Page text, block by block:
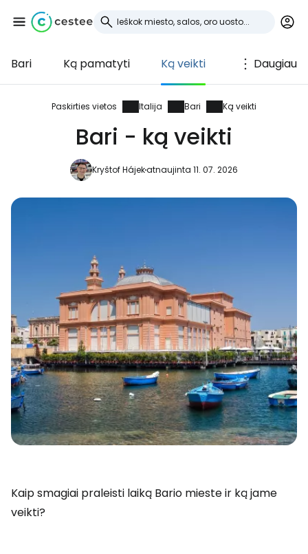
Bari Ką pamatyti Ką veikti Daugiau
Paskirties vietos Italija Bari Ką veikti
Bari - ką veikti
Kryštof Hájekatnaujinta 11. 07. 2026
Kaip smagiai praleisti laiką Bario mieste ir ką jame
veikti?
Prisijunkite prie
Cestee
... pasaulinė kelionių bendruomenė
Tęsti el. paštu